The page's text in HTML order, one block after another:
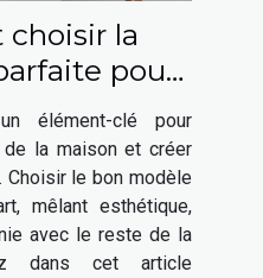
la
pour
de votre
?
élément-clé pour
la maison et créer
Choisir le bon modèle
mêlant esthétique,
avec le reste de la
dans cet article